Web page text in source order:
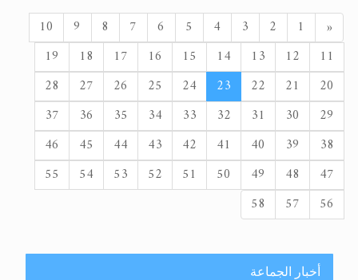
« السابق1
2
3
4
5
6
7
8
9
10
11
12
13
14
15
16
17
18
19
20
21
22
23
24
25
26
27
28
29
30
31
32
33
34
35
36
37
38
39
40
41
42
43
44
45
46
47
48
49
50
51
52
53
54
55
56
57
58
أخبار الجماعة